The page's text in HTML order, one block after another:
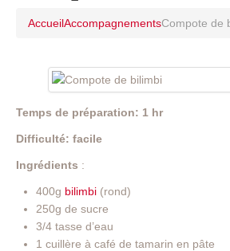
AccueilAccompagnementsCompote de
Temps de préparation: 1 hr
Difficulté: facile
Ingrédients :
400g bilimbi (rond)
250g de sucre
3/4 tasse d’eau
1 cuillère à café de tamarin en pâte